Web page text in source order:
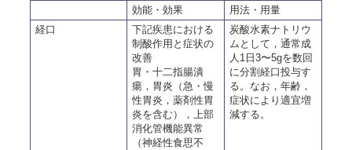
効能・効果
用法・用量
経口
下記疾患における
制酸作用と症状の
改善
胃・十二指腸潰
瘍，胃炎（急・慢
性胃炎，薬剤性胃
炎を含む），上部
消化管機能異常
（神経性食思不
炭酸水素ナトリウ
ムとして，通常成
人1日3〜5gを数回
に分割経口投与す
る。なお，年齢，
症状により適宜増
減する。